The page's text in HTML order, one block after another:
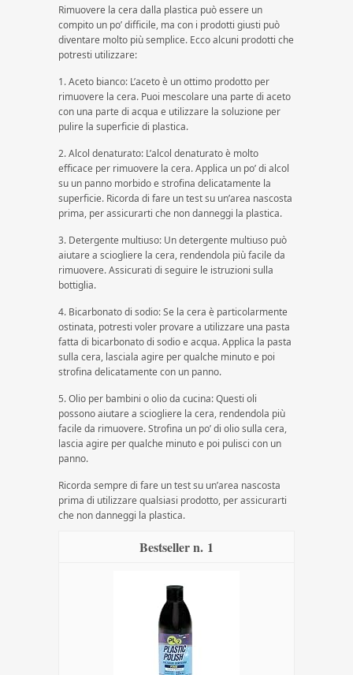
Rimuovere la cera dalla plastica può essere un
compito un po’ difficile, ma con i prodotti giusti può
diventare molto più semplice. Ecco alcuni prodotti che
potresti utilizzare:
1. Aceto bianco: L’aceto è un ottimo prodotto per
rimuovere la cera. Puoi mescolare una parte di aceto
con una parte di acqua e utilizzare la soluzione per
pulire la superficie di plastica.
2. Alcol denaturato: L’alcol denaturato è molto
efficace per rimuovere la cera. Applica un po’ di alcol
su un panno morbido e strofina delicatamente la
superficie. Ricorda di fare un test su un’area nascosta
prima, per assicurarti che non danneggi la plastica.
3. Detergente multiuso: Un detergente multiuso può
aiutare a sciogliere la cera, rendendola più facile da
rimuovere. Assicurati di seguire le istruzioni sulla
bottiglia.
4. Bicarbonato di sodio: Se la cera è particolarmente
ostinata, potresti voler provare a utilizzare una pasta
fatta di bicarbonato di sodio e acqua. Applica la pasta
sulla cera, lasciala agire per qualche minuto e poi
strofina delicatamente con un panno.
5. Olio per bambini o olio da cucina: Questi oli
possono aiutare a sciogliere la cera, rendendola più
facile da rimuovere. Strofina un po’ di olio sulla cera,
lascia agire per qualche minuto e poi pulisci con un
panno.
Ricorda sempre di fare un test su un’area nascosta
prima di utilizzare qualsiasi prodotto, per assicurarti
che non danneggi la plastica.
1